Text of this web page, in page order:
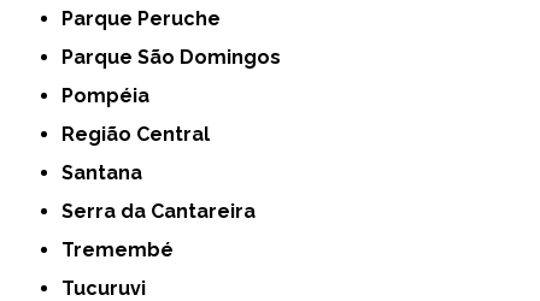
Parque Peruche
Parque São Domingos
Pompéia
Região Central
Santana
Serra da Cantareira
Tremembé
Tucuruvi